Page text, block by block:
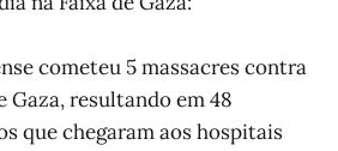
cometeu 5 massacres contra
Gaza, resultando em 48
que chegaram aos hospitais